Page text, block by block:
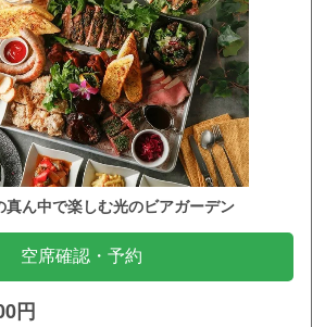
ん中で楽しむ光のビアガーデン
空席確認・予約
円